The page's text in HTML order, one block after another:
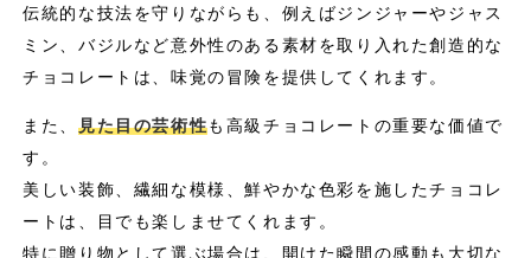
伝統的な技法を守りながらも、例えばジンジャーやジャス
ミン、バジルなど意外性のある素材を取り入れた創造的な
チョコレートは、味覚の冒険を提供してくれます。
また、 見た目の芸術性も高級チョコレートの重要な価値で
す。
美しい装飾、繊細な模様、鮮やかな色彩を施したチョコレ
ートは、目でも楽しませてくれます。
特に贈り物として選ぶ場合は、開けた瞬間の感動も大切な